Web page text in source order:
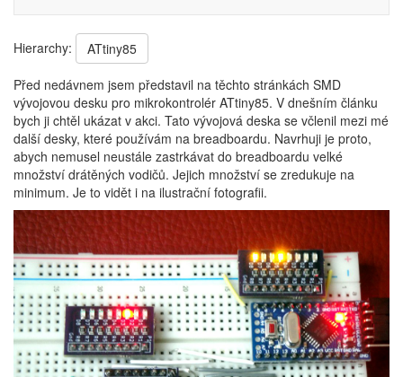
Hierarchy:
ATtiny85
Před nedávnem jsem představil na těchto stránkách SMD
vývojovou desku pro mikrokontrolér ATtiny85. V dnešním článku
bych ji chtěl ukázat v akci. Tato vývojová deska se včlenil mezi mé
další desky, které používám na breadboardu. Navrhuji je proto,
abych nemusel neustále zastrkávat do breadboardu velké
množství drátěných vodičů. Jejich množství se zredukuje na
minimum. Je to vidět i na ilustrační fotografii.